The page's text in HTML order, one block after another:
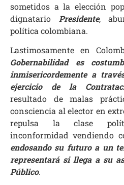
sometidos a la elección
dignatario Presidente,
política colombiana.
Lastimosamente en
Gobernabilidad es
inmisericordemente a
ejercicio de la
resultado de malas
consciencia al elector en
repulsa la clase
inconformidad vendiendo
endosando su futuro a un
representará si llega a su
Público.